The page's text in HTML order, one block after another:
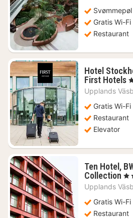
Svømmepøl
Gratis Wi-Fi
Restaurant
Hotel
First Hotels1
kr.
,
Upplands
Gratis Wi-Fi
Restaurant
Elevator
Ten Hotel,
Collection 1
528
kr.
, 3
Upplands
Gratis Wi-Fi
Restaurant